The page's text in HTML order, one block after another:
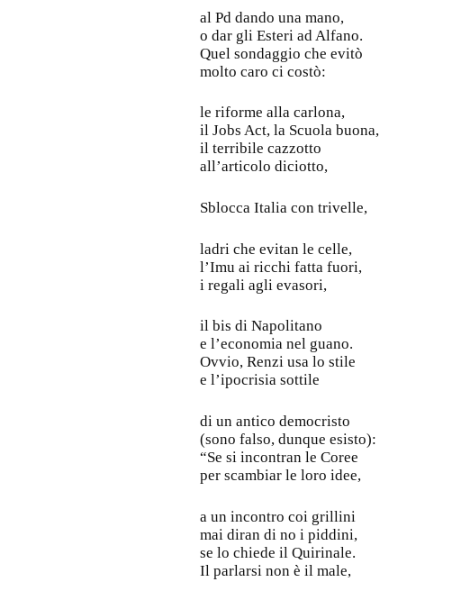
al Pd dando una mano,
o dar gli Esteri ad Alfano.
Quel sondaggio che evitò
molto caro ci costò:
le riforme alla carlona,
il Jobs Act, la Scuola buona,
il terribile cazzotto
all’articolo diciotto,
Sblocca Italia con trivelle,
ladri che evitan le celle,
l’Imu ai ricchi fatta fuori,
i regali agli evasori,
il bis di Napolitano
e l’economia nel guano.
Ovvio, Renzi usa lo stile
e l’ipocrisia sottile
di un antico democristo
(sono falso, dunque esisto):
“Se si incontran le Coree
per scambiar le loro idee,
a un incontro coi grillini
mai diran di no i piddini,
se lo chiede il Quirinale.
Il parlarsi non è il male,